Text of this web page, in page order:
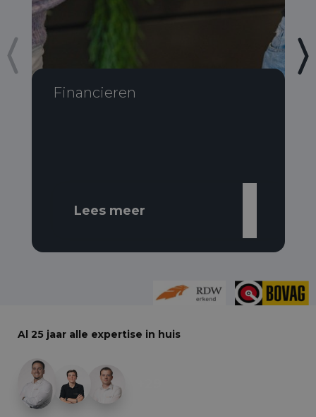
Financieren
Lees meer
Al 25 jaar alle expertise in huis